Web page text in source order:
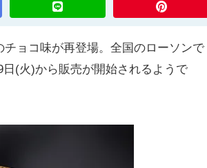
ョコ味が再登場。全国のローソンで
日(火)から販売が開始されるようで